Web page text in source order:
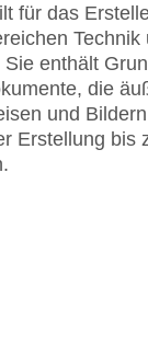
für das
enthält
die
und
Erstellung bis